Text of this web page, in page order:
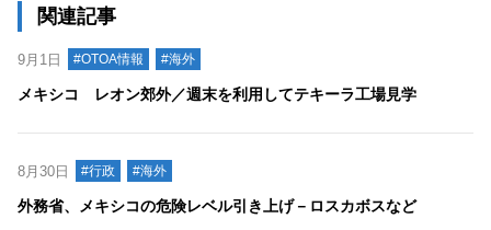
関連記事
9月1日 #OTOA情報 #海外
メキシコ レオン郊外／週末を利用してテキーラ工場見学
8月30日 #行政 #海外
外務省、メキシコの危険レベル引き上げ－ロスカボスなど